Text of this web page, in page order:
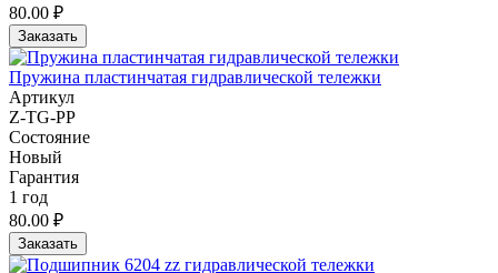
80.00 ₽
Заказать
Пружина пластинчатая гидравлической тележки
Артикул
Z-TG-PP
Состояние
Новый
Гарантия
1 год
80.00 ₽
Заказать